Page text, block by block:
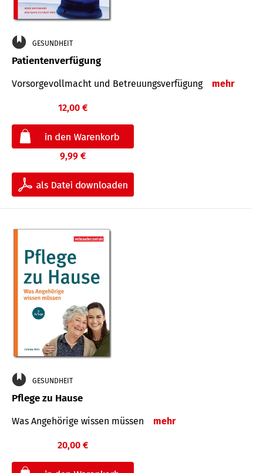
GESUNDHEIT
Patientenverfügung
Vorsorgevollmacht und Betreuungsverfügung mehr
12,00 €
9,99 €
GESUNDHEIT
Pflege zu Hause
Was Angehörige wissen müssen mehr
20,00 €